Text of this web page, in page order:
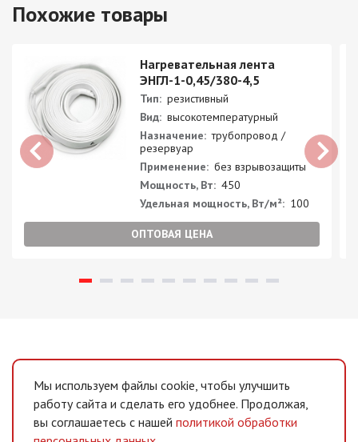
Похожие товары
Нагревательная лента
ЭНГЛ-1-0,45/380-4,5
Тип: резистивный
Вид: высокотемпературный
Назначение: трубопровод /
резервуар
Применение: без взрывозащиты
Мощность, Вт: 450
Удельная мощность, Вт/м²: 100
ОПТОВАЯ ЦЕНА
Мы используем файлы cookie, чтобы улучшить
работу сайта и сделать его удобнее. Продолжая,
вы соглашаетесь с нашей политикой обработки